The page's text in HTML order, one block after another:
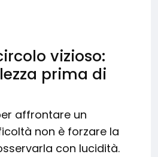
vizioso:
prima di
affrontare un
non è forzare la
con lucidità.